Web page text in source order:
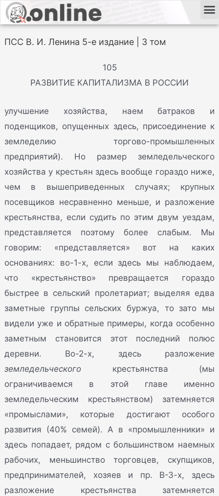
ПСС В. И. Ленина 5-е издание | 3 том
105
РАЗВИТИЕ КАПИТАЛИЗМА В РОССИИ
улучшение хозяйства, наем батраков и
поденщиков, опущенных здесь, присоединение к
земледелию торгово-промышленных
предприятий). Но размер земледельческого
хозяйства у крестьян здесь вообще гораздо ниже,
чем в вышеприведенных случаях; крупных
посевщиков несравненно меньше, и разложение
крестьянства, если судить по этим двум уездам,
представляется поэтому более слабым. Мы
говорим: «представляется» вот на каких
основаниях: во-1-х, если здесь мы наблюдаем,
что «крестьянство» превращается гораздо
быстрее в сельский пролетариат; выделяя едва
заметные группы сельских буржуа, то зато мы
видели уже и обратные примеры, когда особенно
заметным становится этот последний полюс
деревни. Во-2-х, здесь разложение
земледельческого крестьянства (мы
ограничиваемся в этой главе именно
земледельческим крестьянством) затемняется
«промыслами», которые достигают особого
развития (40% семей). А в «промышленники» и
здесь попадает, рядом с большинством наемных
рабочих, меньшинство торговцев, скупщиков,
предпринимателей, хозяев и пр. В-З-х, здесь
разложение крестьянства затемняется